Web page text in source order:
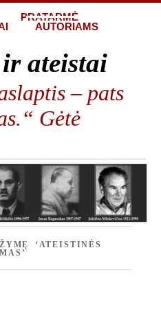
PRATARMĖ
AUTORIAMS
ateistai
– pats
Gėtė
‘ATEISTINĖS